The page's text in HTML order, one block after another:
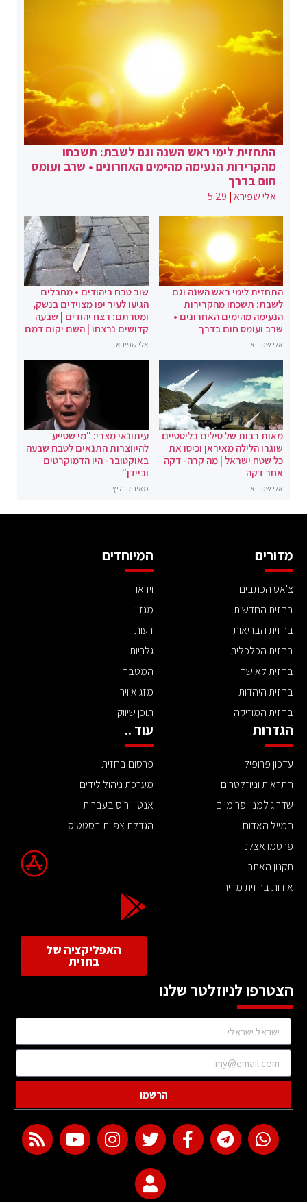
התחזית לימי ראש השנה וגם לשבת: תשכחו
מהקרירות הנעימה מהימים האחרונים • שרב ועומס
חום בדרך
אלי שפירא|
5:29
התחזית לימי ראש השנה וגם
לשבת: תשכחו מהקרירות
הנעימה מהימים האחרונים •
שרב ועומס חום בדרך
אלי שפירא
שוב טבח ביהודים • מחבלים
הגיעו לעיר יפו מצוידים בנשק,
ומטרתם: רצח יהודים | שבעה
קדושים נרצחו | השם יקום דמם
אלי שפירא
מאות רבות של טילים בליסטיים
שוגרו הלילה מאיראן וכיסו את
כל שטח ישראל | מה קרה- דקה
אחר דקה
אלי שפירא
עיתונאי מצרי: "מי שסייע
להיווצרות התנאים לטבח שבעה
באוקטובר- היו הדמוקרטים
וביידן"
מאיר קרליץ
מדורים
צ'אט הכתבים
בחזית החדשות
בחזית הבריאות
בחזית הכלכלית
בחזית לאישה
בחזית היהדות
בחזית המוזיקה
המיוחדים
וידאו
מגזין
דעות
גלריות
המטבחון
מזג אוויר
תוכן שיווקי
הגדרות
עדכון פרופיל
התראות וניוזלטרים
שדרוג למנוי פרימיום
המייל האדום
פרסמו אצלנו
תקנון האתר
אודות בחזית מדיה
עוד ..
פרסום בחזית
מערכת ניהול לידים
אנטי וירוס בעברית
הגדלת צפיות בסטטוס
האפליקציה של
בחזית
הצטרפו לניוזלטר שלנו
הרשמו